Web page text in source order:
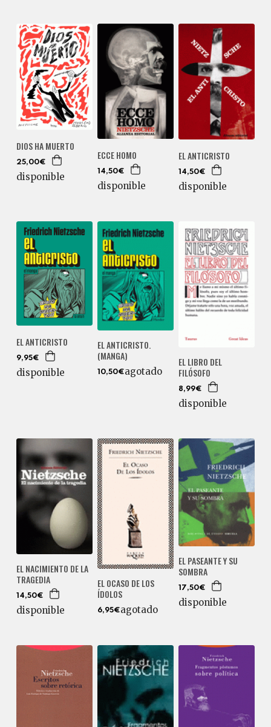
DIOS HA MUERTO
25,00€
disponible
ECCE HOMO
14,50€
disponible
EL ANTICRISTO
14,50€
disponible
EL ANTICRISTO
9,95€
disponible
EL ANTICRISTO.
(MANGA)
10,50€agotado
EL LIBRO DEL
FILÓSOFO
8,99€
disponible
EL NACIMIENTO DE LA
TRAGEDIA
14,50€
disponible
EL OCASO DE LOS
ÍDOLOS
6,95€agotado
EL PASEANTE Y SU
SOMBRA
17,50€
disponible